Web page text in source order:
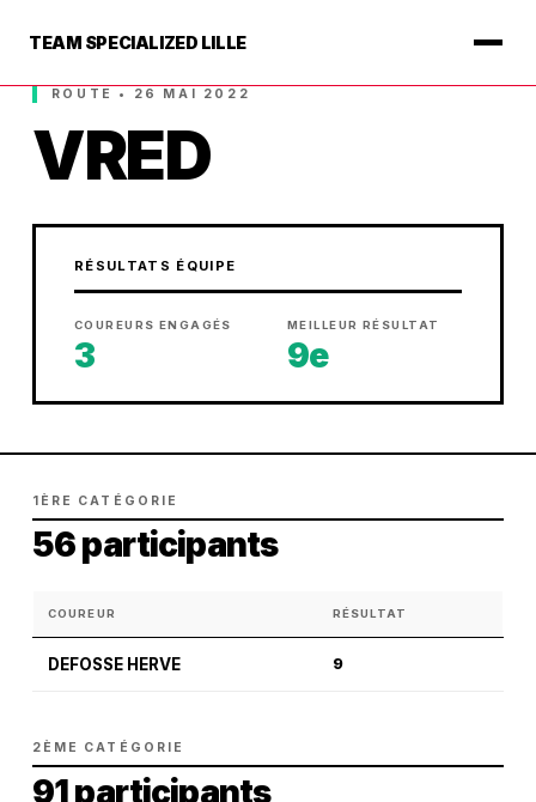
TEAM SPECIALIZED LILLE
ROUTE • 26 MAI 2022
VRED
RÉSULTATS ÉQUIPE
COUREURS ENGAGÉS
3
MEILLEUR RÉSULTAT
9e
1ÈRE CATÉGORIE
56 participants
COUREUR RÉSULTAT
DEFOSSE HERVE 9
2ÈME CATÉGORIE
91 participants